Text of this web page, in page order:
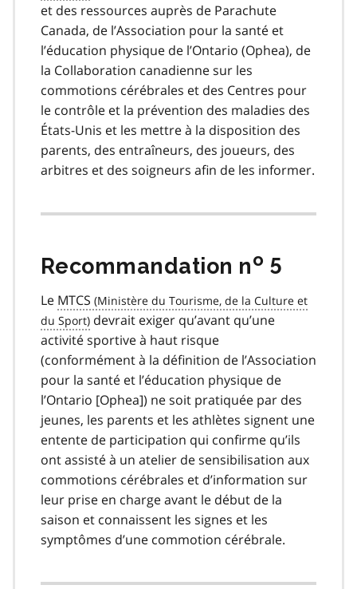
et des ressources auprès de Parachute
Canada, de l’Association pour la santé et
l’éducation physique de l’Ontario (Ophea), de
la Collaboration canadienne sur les
commotions cérébrales et des Centres pour
le contrôle et la prévention des maladies des
États-Unis et les mettre à la disposition des
parents, des entraîneurs, des joueurs, des
arbitres et des soigneurs afin de les informer.
Recommandation no 5
Le MTCS
devrait exiger qu’avant qu’une
activité sportive à haut risque
(conformément à la définition de l’Association
pour la santé et l’éducation physique de
l’Ontario [Ophea]) ne soit pratiquée par des
jeunes, les parents et les athlètes signent une
entente de participation qui confirme qu’ils
ont assisté à un atelier de sensibilisation aux
commotions cérébrales et d’information sur
leur prise en charge avant le début de la
saison et connaissent les signes et les
symptômes d’une commotion cérébrale.